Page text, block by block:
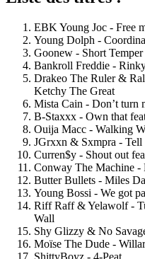
EBK Young Joc - Free
Young Dolph -
Goonew - Short Temper
Bankroll Freddie -
Drakeo The Ruler &
Ketchy The Great
Mista Cain - Don’t turn
B-Staxxx - Own that
Ouija Macc - Walking
JGrxxn & Sxmpra -
Curren$y - Shout out
Conway The Machine -
Butter Bullets - Miles
Young Bossi - We got
Riff Raff & Yelawolf -
Wall
Shy Glizzy & No
Moïse The Dude -